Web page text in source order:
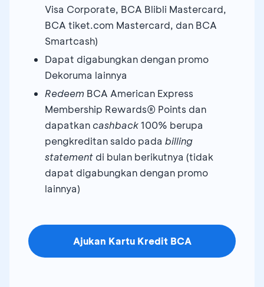
Visa Corporate, BCA Blibli Mastercard,
BCA tiket.com Mastercard, dan BCA
Smartcash)
Dapat digabungkan dengan promo
Dekoruma lainnya
Redeem BCA American Express
Membership Rewards® Points dan
dapatkan cashback100% berupa
pengkreditan saldo pada billing
statement di bulan berikutnya (tidak
dapat digabungkan dengan promo
lainnya)
Ajukan Kartu Kredit BCA